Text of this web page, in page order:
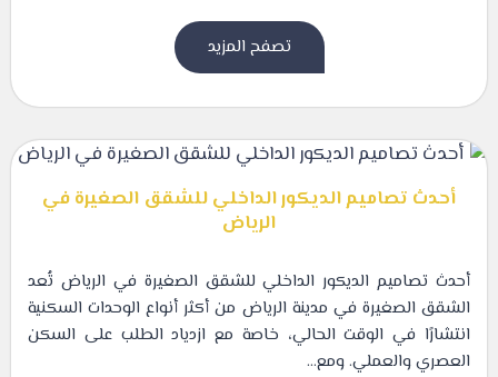
تصفح المزيد
أحدث تصاميم الديكور الداخلي للشقق الصغيرة في
الرياض
أحدث تصاميم الديكور الداخلي للشقق الصغيرة في الرياض تُعد
الشقق الصغيرة في مدينة الرياض من أكثر أنواع الوحدات السكنية
انتشارًا في الوقت الحالي، خاصة مع ازدياد الطلب على السكن
العصري والعملي. ومع...